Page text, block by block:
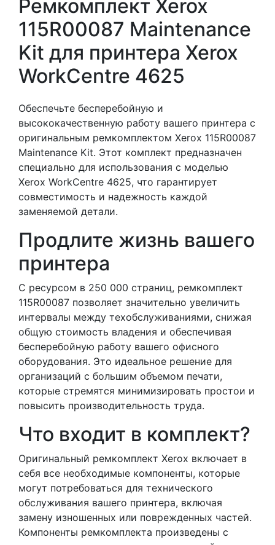
Ремкомплект Xerox
115R00087 Maintenance
Kit для принтера Xerox
WorkCentre 4625
Обеспечьте бесперебойную и
высококачественную работу вашего принтера с
оригинальным ремкомплектом Xerox 115R00087
Maintenance Kit. Этот комплект предназначен
специально для использования с моделью
Xerox WorkCentre 4625, что гарантирует
совместимость и надежность каждой
заменяемой детали.
Продлите жизнь вашего
принтера
С ресурсом в 250 000 страниц, ремкомплект
115R00087 позволяет значительно увеличить
интервалы между техобслуживаниями, снижая
общую стоимость владения и обеспечивая
бесперебойную работу вашего офисного
оборудования. Это идеальное решение для
организаций с большим объемом печати,
которые стремятся минимизировать простои и
повысить производительность труда.
Что входит в комплект?
Оригинальный ремкомплект Xerox включает в
себя все необходимые компоненты, которые
могут потребоваться для технического
обслуживания вашего принтера, включая
замену изношенных или поврежденных частей.
Компоненты ремкомплекта произведены с